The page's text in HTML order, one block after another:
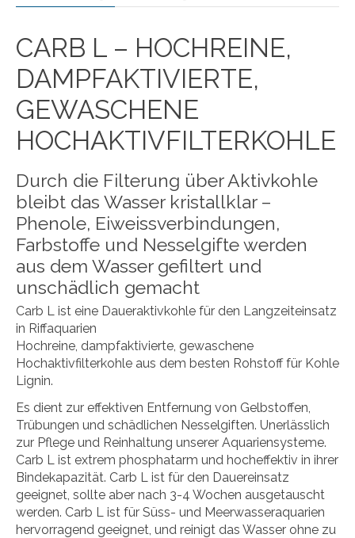
CARB L – HOCHREINE,
DAMPFAKTIVIERTE,
GEWASCHENE
HOCHAKTIVFILTERKOHLE
Durch die Filterung über Aktivkohle
bleibt das Wasser kristallklar –
Phenole, Eiweissverbindungen,
Farbstoffe und Nesselgifte werden
aus dem Wasser gefiltert und
unschädlich gemacht
Carb L ist eine Daueraktivkohle für den Langzeiteinsatz
in Riffaquarien
Hochreine, dampfaktivierte, gewaschene
Hochaktivfilterkohle aus dem besten Rohstoff für Kohle
Lignin.
Es dient zur effektiven Entfernung von Gelbstoffen,
Trübungen und schädlichen Nesselgiften. Unerlässlich
zur Pflege und Reinhaltung unserer Aquariensysteme.
Carb L ist extrem phosphatarm und hocheffektiv in ihrer
Bindekapazität. Carb L ist für den Dauereinsatz
geeignet, sollte aber nach 3-4 Wochen ausgetauscht
werden. Carb L ist für Süss- und Meerwasseraquarien
hervorragend geeignet, und reinigt das Wasser ohne zu